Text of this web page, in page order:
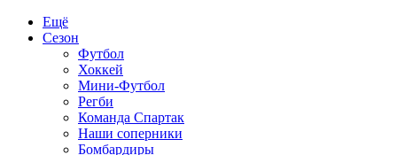
Ещё
Сезон
Футбол
Хоккей
Мини-Футбол
Регби
Команда Спартак
Наши соперники
Бомбардиры